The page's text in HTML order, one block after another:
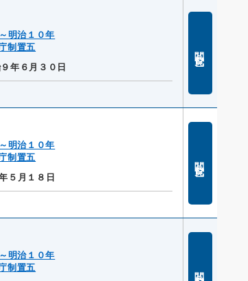
明治１０年
制置五
年６月３０日
明治１０年
制置五
５月１８日
明治１０年
制置五